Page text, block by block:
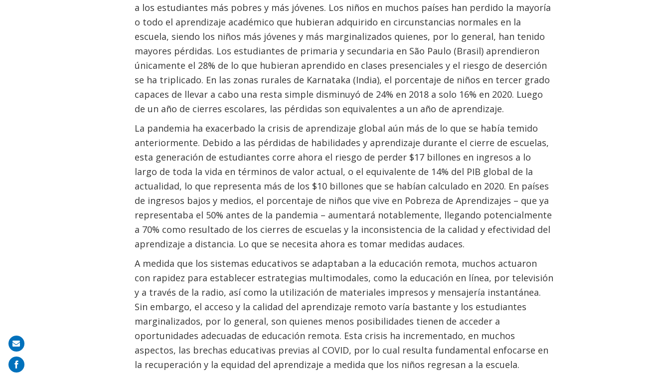
a los estudiantes más pobres y más jóvenes. Los niños en muchos países han perdido la mayoría
o todo el aprendizaje académico que hubieran adquirido en circunstancias normales en la
escuela, siendo los niños más jóvenes y más marginalizados quienes, por lo general, han tenido
mayores pérdidas. Los estudiantes de primaria y secundaria en São Paulo (Brasil) aprendieron
únicamente el 28% de lo que hubieran aprendido en clases presenciales y el riesgo de deserción
se ha triplicado. En las zonas rurales de Karnataka (India), el porcentaje de niños en tercer grado
capaces de llevar a cabo una resta simple disminuyó de 24% en 2018 a solo 16% en 2020. Luego
de un año de cierres escolares, las pérdidas son equivalentes a un año de aprendizaje.
La pandemia ha exacerbado la crisis de aprendizaje global aún más de lo que se había temido
anteriormente. Debido a las pérdidas de habilidades y aprendizaje durante el cierre de escuelas,
esta generación de estudiantes corre ahora el riesgo de perder $17 billones en ingresos a lo
largo de toda la vida en términos de valor actual, o el equivalente de 14% del PIB global de la
actualidad, lo que representa más de los $10 billones que se habían calculado en 2020. En países
de ingresos bajos y medios, el porcentaje de niños que vive en Pobreza de Aprendizajes – que ya
representaba el 50% antes de la pandemia – aumentará notablemente, llegando potencialmente
a 70% como resultado de los cierres de escuelas y la inconsistencia de la calidad y efectividad del
aprendizaje a distancia. Lo que se necesita ahora es tomar medidas audaces.
A medida que los sistemas educativos se adaptaban a la educación remota, muchos actuaron
con rapidez para establecer estrategias multimodales, como la educación en línea, por televisión
y a través de la radio, así como la utilización de materiales impresos y mensajería instantánea.
Sin embargo, el acceso y la calidad del aprendizaje remoto varía bastante y los estudiantes
marginalizados, por lo general, son quienes menos posibilidades tienen de acceder a
oportunidades adecuadas de educación remota. Esta crisis ha incrementado, en muchos
aspectos, las brechas educativas previas al COVID, por lo cual resulta fundamental enfocarse en
la recuperación y la equidad del aprendizaje a medida que los niños regresan a la escuela.
Share
on
mail